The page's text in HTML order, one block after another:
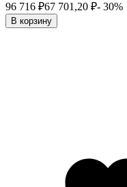
96 716 ₽67 701,20 ₽- 30%
В корзину